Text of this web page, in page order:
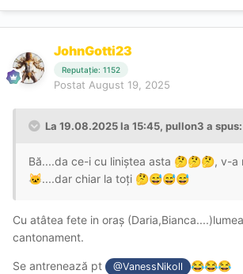
JohnGotti23
Reputație: 1152
Postat August 19, 2025
La 19.08.2025 la 15:45, pullon3 a spus:
Bă....da ce-i cu liniștea asta 🤔🤔🤔, v-a
🐱....dar chiar la toți 🤔😅😅😅
Cu atâtea fete in oraș
cantonament.
Se antrenează pt @VanessNikoll 😂😂😂